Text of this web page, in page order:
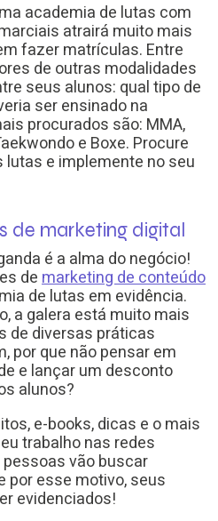
academia de lutas com
atrairá muito mais
fazer matrículas. Entre
de outras modalidades
seus alunos: qual tipo de
ser ensinado na
procurados são: MMA,
e Boxe. Procure
e implemente no seu
de marketing digital
é a alma do negócio!
demarketing de conteúdo
de lutas em evidência.
a galera está muito mais
de diversas práticas
por que não pensar em
e lançar um desconto
alunos?
e-books, dicas e o mais
trabalho nas redes
vão buscar
por esse motivo, seus
evidenciados!